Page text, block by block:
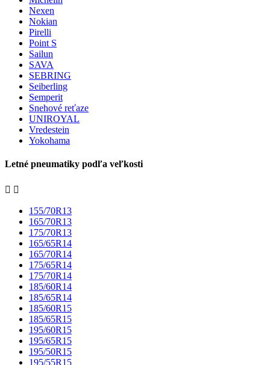
Nexen
Nokian
Pirelli
Point S
Sailun
SAVA
SEBRING
Seiberling
Semperit
Snehové reťaze
UNIROYAL
Vredestein
Yokohama
Letné pneumatiky podľa veľkosti
 
155/70R13
165/70R13
175/70R13
165/65R14
165/70R14
175/65R14
175/70R14
185/60R14
185/65R14
185/60R15
185/65R15
195/60R15
195/65R15
195/50R15
195/55R15